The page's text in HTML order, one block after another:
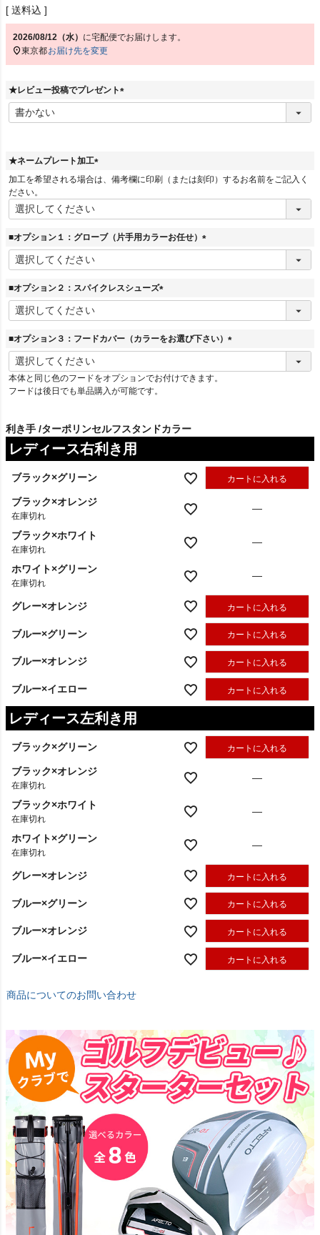
送料込
2026/08/12（水） に宅配便 でお届けします。
東京都お届け先を変更
★レビュー投稿でプレゼント
必
★ネームプレート加工
(
)
加工を希望される場合は、備考欄に印刷（または刻印）するお名前をご記入く
ださい。
■オプション１：グローブ（片手用カラーお任せ）
必
■オプション２：スパイクレスシューズ
必
須
■オプション３：フードカバー（カラーをお選び下さい）
必
本体と同じ色のフードをオプションでお付けできます。
フードは後日でも単品購入が可能です。
利き手 ターポリンセルフスタンドカラー
レディース右利き用
ブラック×グリーン カートに入れる
ブラック×オレンジ
在庫切れ
—
ブラック×ホワイト
在庫切れ
—
ホワイト×グリーン
在庫切れ
—
グレー×オレンジ カートに入れる
ブルー×グリーン カートに入れる
ブルー×オレンジ カートに入れる
ブルー×イエロー カートに入れる
レディース左利き用
ブラック×グリーン カートに入れる
ブラック×オレンジ
在庫切れ
—
ブラック×ホワイト
在庫切れ
—
ホワイト×グリーン
在庫切れ
—
グレー×オレンジ カートに入れる
ブルー×グリーン カートに入れる
ブルー×オレンジ カートに入れる
ブルー×イエロー カートに入れる
商品についてのお問い合わせ